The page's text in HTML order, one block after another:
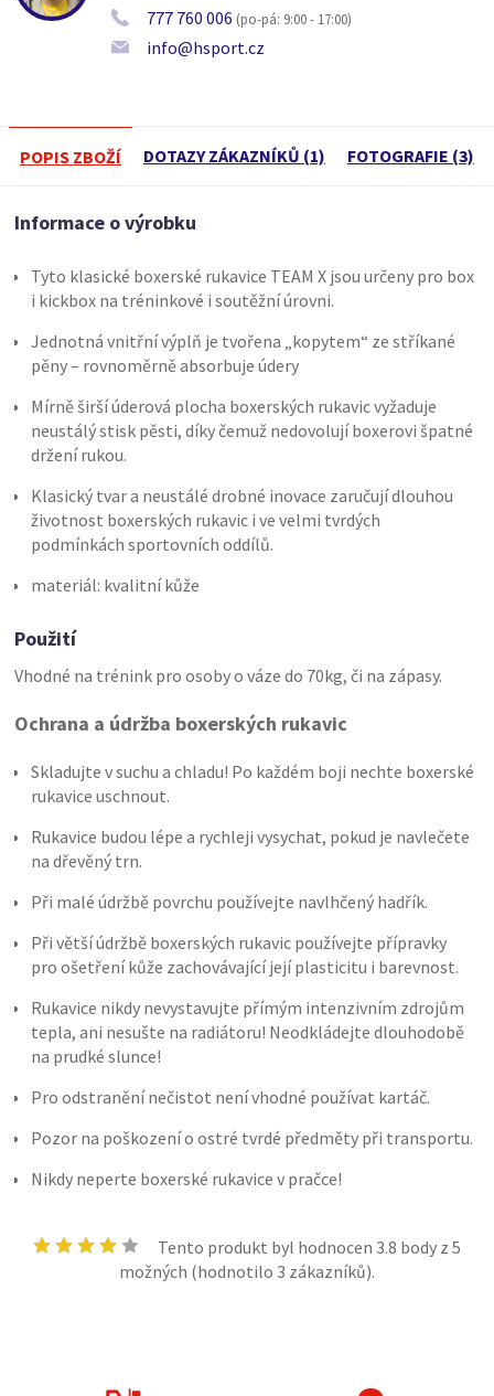
777 760 006 (po-pá: 9:00 - 17:00)
info@hsport.cz
POPIS ZBOŽÍ DOTAZY ZÁKAZNÍKŮ (1) FOTOGRAFIE (3)
Informace o výrobku
Tyto klasické boxerské rukavice TEAM X jsou určeny pro box
i kickbox na tréninkové i soutěžní úrovni.
Jednotná vnitřní výplň je tvořena „kopytem“ ze stříkané
pěny – rovnoměrně absorbuje údery
Mírně širší úderová plocha boxerských rukavic vyžaduje
neustálý stisk pěsti, díky čemuž nedovolují boxerovi špatné
držení rukou.
Klasický tvar a neustálé drobné inovace zaručují dlouhou
životnost boxerských rukavic i ve velmi tvrdých
podmínkách sportovních oddílů.
materiál: kvalitní kůže
Použití
Vhodné na trénink pro osoby o váze do 70kg, či na zápasy.
Ochrana a údržba boxerských rukavic
Skladujte v suchu a chladu! Po každém boji nechte boxerské
rukavice uschnout.
Rukavice budou lépe a rychleji vysychat, pokud je navlečete
na dřevěný trn.
Při malé údržbě povrchu používejte navlhčený hadřík.
Při větší údržbě boxerských rukavic používejte přípravky
pro ošetření kůže zachovávající její plasticitu i barevnost.
Rukavice nikdy nevystavujte přímým intenzivním zdrojům
tepla, ani nesušte na radiátoru! Neodkládejte dlouhodobě
na prudké slunce!
Pro odstranění nečistot není vhodné používat kartáč.
Pozor na poškození o ostré tvrdé předměty při transportu.
Nikdy neperte boxerské rukavice v pračce!
Tento produkt byl hodnocen 3.8 body z 5
možných (hodnotilo 3 zákazníků).